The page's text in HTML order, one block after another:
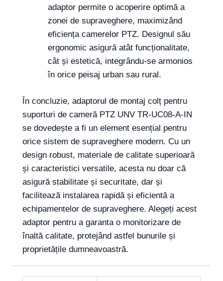
adaptor permite o acoperire optimă a
zonei de supraveghere, maximizând
eficiența camerelor PTZ. Designul său
ergonomic asigură atât funcționalitate,
cât și estetică, integrându-se armonios
în orice peisaj urban sau rural.
În concluzie, adaptorul de montaj colț pentru
suporturi de cameră PTZ UNV TR-UC08-A-IN
se dovedește a fi un element esențial pentru
orice sistem de supraveghere modern. Cu un
design robust, materiale de calitate superioară
și caracteristici versatile, acesta nu doar că
asigură stabilitate și securitate, dar și
facilitează instalarea rapidă și eficientă a
echipamentelor de supraveghere. Alegeți acest
adaptor pentru a garanta o monitorizare de
înaltă calitate, protejând astfel bunurile și
proprietățile dumneavoastră.